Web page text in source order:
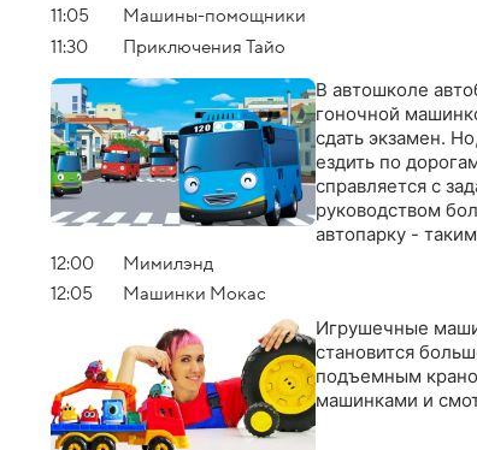
11:05
Машины-помощники
11:30
Приключения Тайо
В автошколе
гоночной
сдать экзамен.
ездить по
справляется с
руководством
автопарку -
12:00
Мимилэнд
12:05
Машинки Мокас
Игрушечные
становится
подъемным
машинками и